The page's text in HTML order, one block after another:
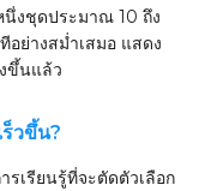
นึ่งชุดประมาณ 10 ถึง
ย่างสม่ำเสมอ แสดง
ขึ้นแล้ว
วขึ้น?
รเรียนรู้ที่จะตัดตัวเลือก